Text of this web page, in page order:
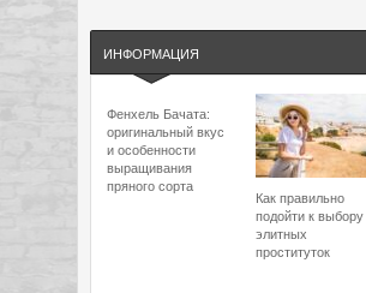
ИНФОРМАЦИЯ
Фенхель Бачата:
оригинальный вкус
и особенности
выращивания
пряного сорта
Как правильно
подойти к выбору
элитных
проституток